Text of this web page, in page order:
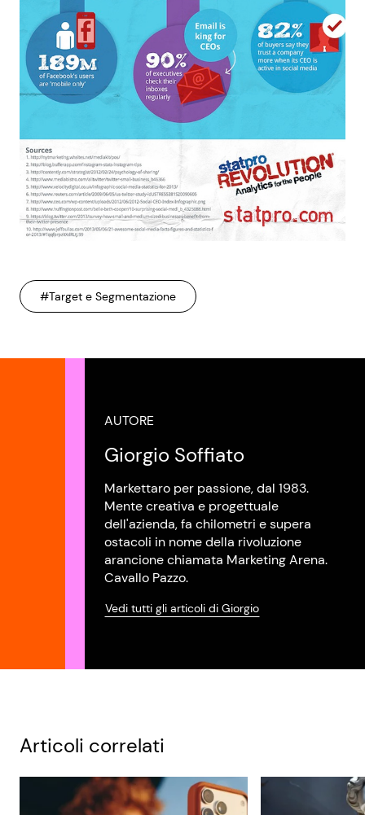
#Target e Segmentazione
AUTORE
Giorgio Soffiato
Markettaro per passione, dal 1983.
Mente creativa e progettuale
dell'azienda, fa chilometri e supera
ostacoli in nome della rivoluzione
arancione chiamata Marketing Arena.
Cavallo Pazzo.
Vedi tutti gli articoli di Giorgio
Articoli correlati